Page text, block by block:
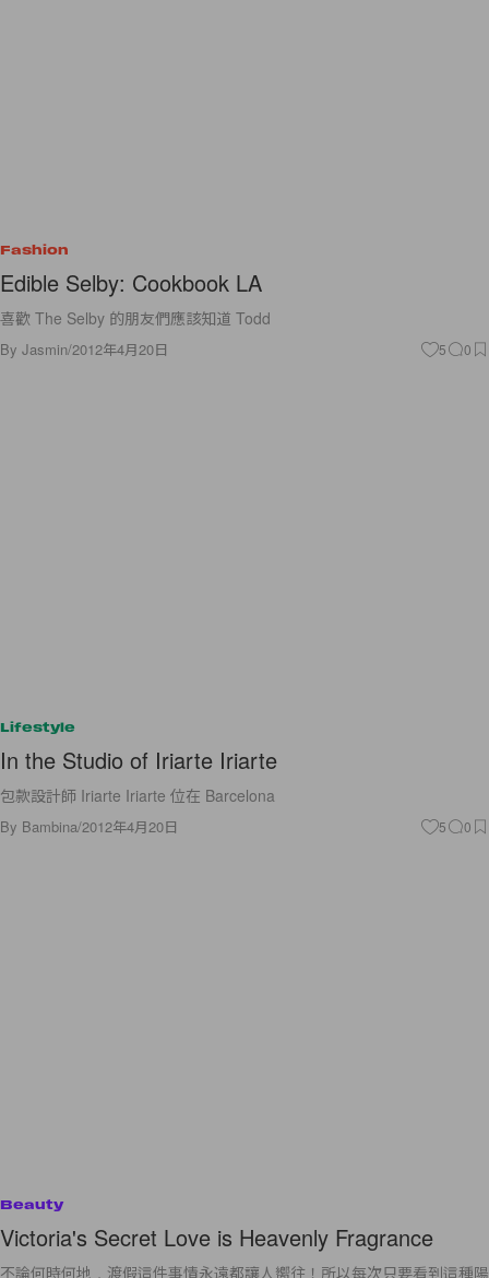
Fashion
Edible Selby: Cookbook LA
喜歡 The Selby 的朋友們應該知道 Todd
By Jasmin/2012年4月20日 5 0
Lifestyle
In the Studio of Iriarte Iriarte
包款設計師 Iriarte Iriarte 位在 Barcelona
By Bambina/2012年4月20日 5 0
Beauty
Victoria's Secret Love is Heavenly Fragrance
不論何時何地，渡假這件事情永遠都讓人嚮往！所以每次只要看到這種陽